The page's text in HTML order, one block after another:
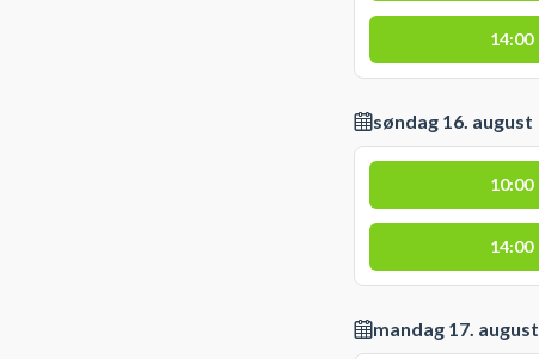
14:00
søndag 16. august
10:00
14:00
mandag 17. august